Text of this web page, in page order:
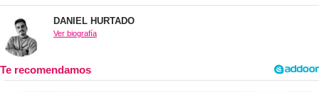
DANIEL HURTADO
Ver biografía